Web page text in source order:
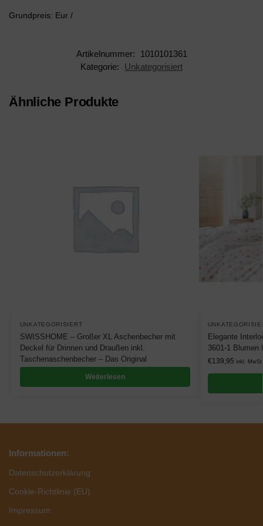
Grundpreis: Eur /
Artikelnummer:
1010101361
Kategorie:
Unkategorisiert
Ähnliche Produkte
UNKATEGORISIERT
SWISSHOME – Großer XL Aschenbecher mit
Deckel für Drinnen und Draußen inkl.
Taschenaschenbecher – Das Original
Weiterlesen
Elegante
3601-1 Blumen
€139,95 inkl. MwSt.
Informationen:
Datenschutzerklärung
Cookie-Richtlinie (EU)
Impressum